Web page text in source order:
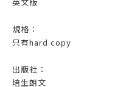
規格：
只有hard copy
出版社：
培生朗文